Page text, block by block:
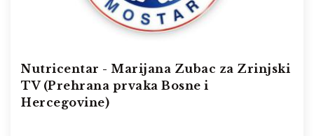
Nutricentar - Marijana Zubac za Zrinjski
TV (Prehrana prvaka Bosne i
Hercegovine)